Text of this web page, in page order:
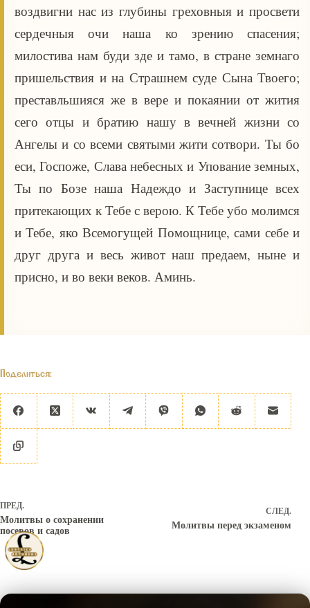
воздвигни нас из глубины греховныя и просвети
сердечныя очи наша ко зрению спасения;
милостива нам буди зде и тамо, в стране земнаго
пришельствия и на Страшнем суде Сына Твоего;
преставльшияся же в вере и покаянии от жития
сего отцы и братию нашу в вечней жизни со
Ангелы и со всеми святыми жити сотвори. Ты бо
еси, Госпоже, Слава небесных и Упование земных,
Ты по Бозе наша Надеждо и Заступнице всех
притекающих к Тебе с верою. К Тебе убо молимся
и Тебе, яко Всемогущей Помощнице, сами себе и
друг друга и весь живот наш предаем, ныне и
присно, и во веки веков. Аминь.
Поделиться:
ПРЕД.
Молитвы о сохранении
посевов и садов
СЛЕД.
Молитвы перед экзаменом